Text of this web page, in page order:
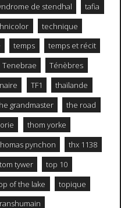
de stendhal
tafia
technique
temps
temps et récit
Tenebrae
Ténèbres
TF1
thaïlande
grandmaster
the road
thom yorke
pynchon
thx 1138
tom tywer
top 10
of the lake
topique